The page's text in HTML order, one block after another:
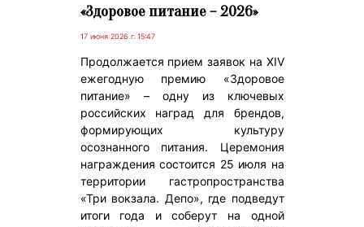
«Здоровое питание – 2026»
17 июня 2026 г. 15:47
Продолжается прием заявок на XIV
ежегодную премию «Здоровое
питание» – одну из ключевых
российских наград для брендов,
формирующих культуру
осознанного питания. Церемония
награждения состоится 25 июля на
территории гастропространства
«Три вокзала. Депо», где подведут
итоги года и соберут на одной